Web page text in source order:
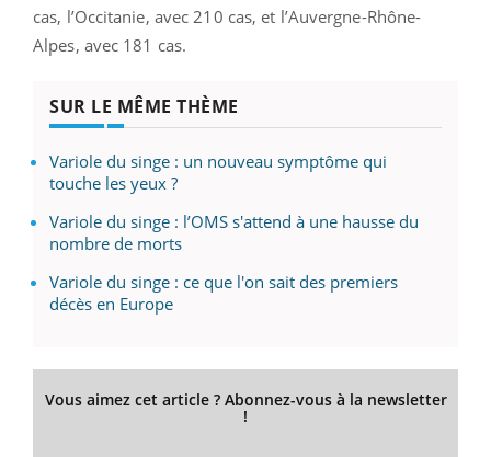
cas, l’Occitanie, avec 210 cas, et l’Auvergne-Rhône-
Alpes, avec 181 cas.
SUR LE MÊME THÈME
Variole du singe : un nouveau symptôme qui
touche les yeux ?
Variole du singe : l’OMS s'attend à une hausse du
nombre de morts
Variole du singe : ce que l'on sait des premiers
décès en Europe
Vous aimez cet article ? Abonnez-vous à la newsletter
!